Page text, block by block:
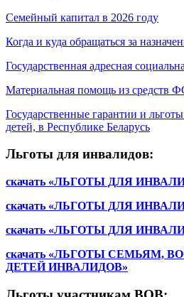
Семейный капитал в 2026 году
Когда и куда обращаться за
Государственная адресная
Материальная помощь из средств
Государственные гарантии и
детей, в Республике Беларусь
Льготы для инвалидов:
скачать «ЛЬГОТЫ ДЛЯ
скачать «ЛЬГОТЫ ДЛЯ
скачать «ЛЬГОТЫ ДЛЯ
скачать «ЛЬГОТЫ СЕМЬЯМ,
ДЕТЕЙ ИНВАЛИДОВ»